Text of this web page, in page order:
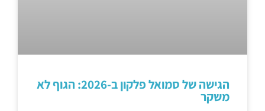
הגישה של סמואל פלקון ב-2026: הגוף לא
משקר